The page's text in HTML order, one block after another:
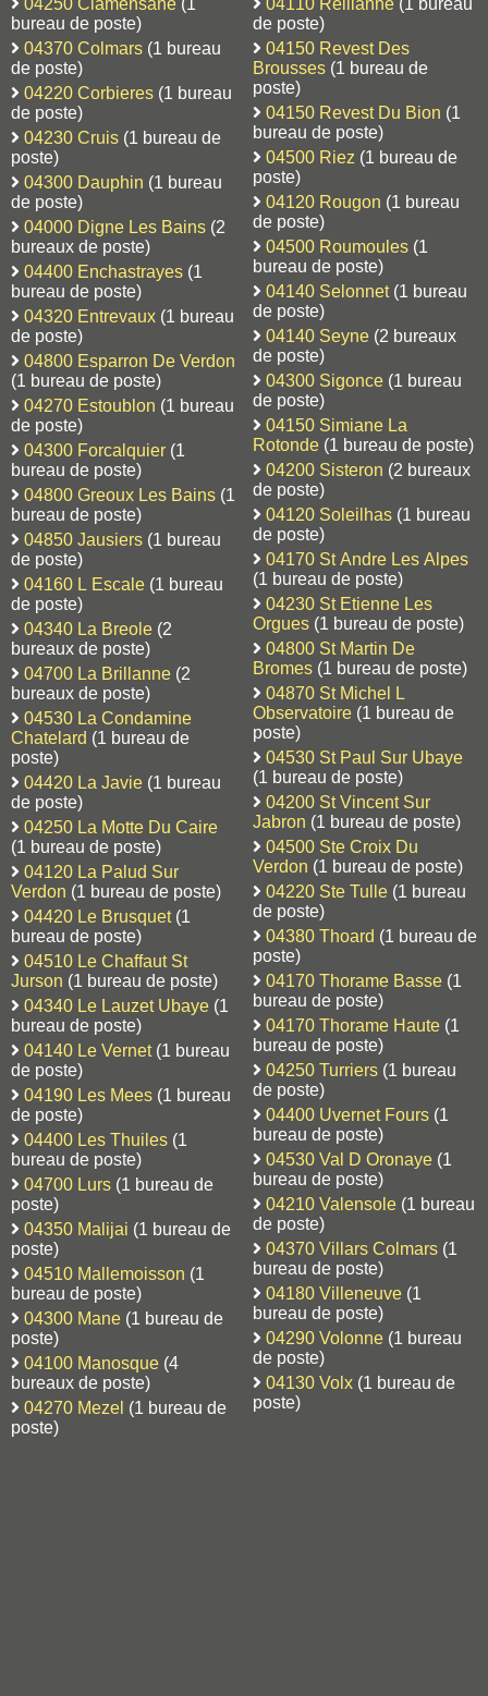
bureau de poste)
04370 Colmars (1 bureau
de poste)
04220 Corbieres (1 bureau
de poste)
04230 Cruis (1 bureau de
poste)
04300 Dauphin (1 bureau
de poste)
04000 Digne Les Bains (2
bureaux de poste)
04400 Enchastrayes (1
bureau de poste)
04320 Entrevaux (1 bureau
de poste)
04800 Esparron De Verdon
(1 bureau de poste)
04270 Estoublon (1 bureau
de poste)
04300 Forcalquier (1
bureau de poste)
04800 Greoux Les Bains (1
bureau de poste)
04850 Jausiers (1 bureau
de poste)
04160 L Escale (1 bureau
de poste)
04340 La Breole (2
bureaux de poste)
04700 La Brillanne (2
bureaux de poste)
04530 La Condamine
Chatelard (1 bureau de
poste)
04420 La Javie (1 bureau
de poste)
04250 La Motte Du Caire
(1 bureau de poste)
04120 La Palud Sur
Verdon (1 bureau de poste)
04420 Le Brusquet(1
bureau de poste)
04510 Le Chaffaut St
Jurson (1 bureau de poste)
04340 Le Lauzet Ubaye (1
bureau de poste)
04140 Le Vernet(1 bureau
de poste)
04190 Les Mees (1 bureau
de poste)
04400 Les Thuiles (1
bureau de poste)
04700 Lurs (1 bureau de
poste)
04350 Malijai (1 bureau de
poste)
04510 Mallemoisson (1
bureau de poste)
04300 Mane (1 bureau de
poste)
04100 Manosque (4
bureaux de poste)
04270 Mezel (1 bureau de
poste)
de poste)
04150 Revest Des
Brousses (1 bureau de
poste)
04150 Revest Du Bion (1
bureau de poste)
04500 Riez (1 bureau de
poste)
04120 Rougon (1 bureau
de poste)
04500 Roumoules (1
bureau de poste)
04140 Selonnet(1 bureau
de poste)
04140 Seyne (2 bureaux
de poste)
04300 Sigonce (1 bureau
de poste)
04150 Simiane La
Rotonde (1 bureau de poste)
04200 Sisteron (2 bureaux
de poste)
04120 Soleilhas (1 bureau
de poste)
04170 St Andre Les Alpes
(1 bureau de poste)
04230 St Etienne Les
Orgues (1 bureau de poste)
04800 St Martin De
Bromes (1 bureau de poste)
04870 St Michel L
Observatoire (1 bureau de
poste)
04530 St Paul Sur Ubaye
(1 bureau de poste)
04200 St Vincent Sur
Jabron (1 bureau de poste)
04500 Ste Croix Du
Verdon (1 bureau de poste)
04220 Ste Tulle (1 bureau
de poste)
04380 Thoard (1 bureau de
poste)
04170 Thorame Basse (1
bureau de poste)
04170 Thorame Haute (1
bureau de poste)
04250 Turriers (1 bureau
de poste)
04400 Uvernet Fours (1
bureau de poste)
04530 Val D Oronaye (1
bureau de poste)
04210 Valensole (1 bureau
de poste)
04370 Villars Colmars (1
bureau de poste)
04180 Villeneuve (1
bureau de poste)
04290 Volonne (1 bureau
de poste)
04130 Volx (1 bureau de
poste)